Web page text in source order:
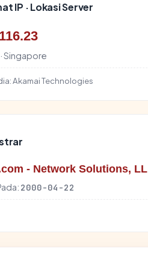
IP · Lokasi Server
Singapore
Akamai Technologies
- Network Solutions, LL
2000-04-22